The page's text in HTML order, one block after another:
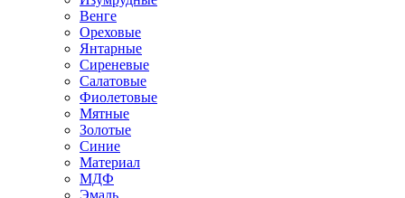
Венге
Ореховые
Янтарные
Сиреневые
Салатовые
Фиолетовые
Мятные
Золотые
Синие
Материал
МДФ
Эмаль